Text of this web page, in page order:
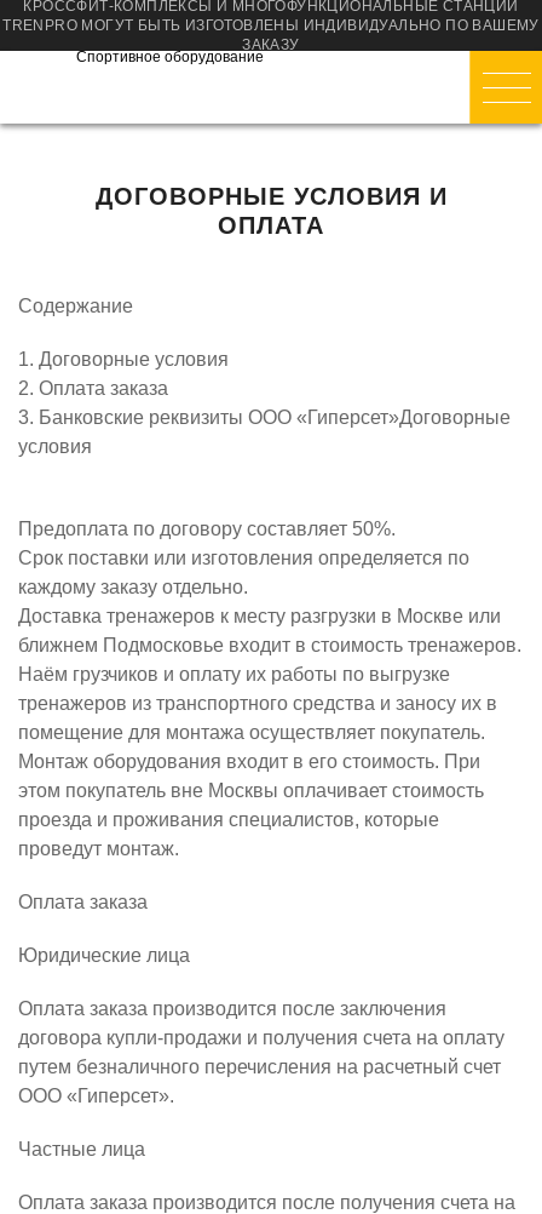
КРОССФИТ-КОМПЛЕКСЫ И МНОГОФУНКЦИОНАЛЬНЫЕ СТАНЦИИ
TRENPRO МОГУТ БЫТЬ ИЗГОТОВЛЕНЫ ИНДИВИДУАЛЬНО ПО ВАШЕМУ
ЗАКАЗУ
Спортивное оборудование
ДОГОВОРНЫЕ УСЛОВИЯ И
ОПЛАТА
Содержание
1. Договорные условия
2. Оплата заказа
3. Банковские реквизиты ООО «Гиперсет»Договорные
условия
Предоплата по договору составляет 50%.
Срок поставки или изготовления определяется по
каждому заказу отдельно.
Доставка тренажеров к месту разгрузки в Москве или
ближнем Подмосковье входит в стоимость тренажеров.
Наём грузчиков и оплату их работы по выгрузке
тренажеров из транспортного средства и заносу их в
помещение для монтажа осуществляет покупатель.
Монтаж оборудования входит в его стоимость. При
этом покупатель вне Москвы оплачивает стоимость
проезда и проживания специалистов, которые
проведут монтаж.
Оплата заказа
Юридические лица
Оплата заказа производится после заключения
договора купли-продажи и получения счета на оплату
путем безналичного перечисления на расчетный счет
ООО «Гиперсет».
Частные лица
Оплата заказа производится после получения счета на